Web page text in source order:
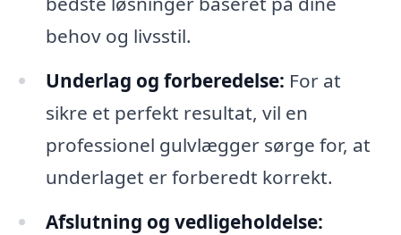
behov og livsstil.
Underlag og forberedelse: For at
sikre et perfekt resultat, vil en
professionel gulvlægger sørge for, at
underlaget er forberedt korrekt.
Afslutning og vedligeholdelse: